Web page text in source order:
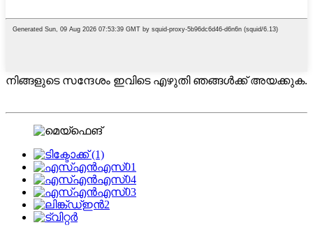
നിങ്ങളുടെ സന്ദേശം ഇവിടെ എഴുതി ഞങ്ങൾക്ക് അയക്കുക.